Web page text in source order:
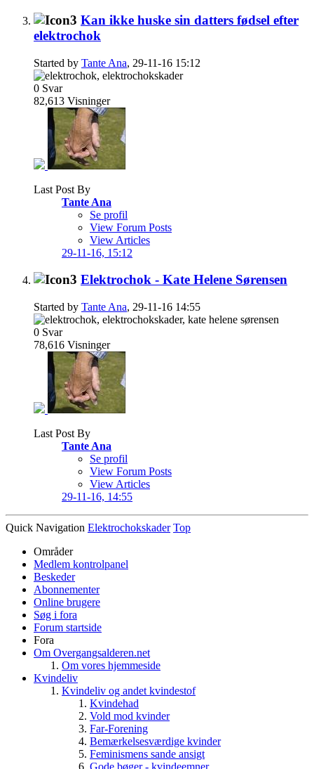
Kan ikke huske sin datters fødsel efter
elektrochok
Started by Tante Ana, 29-11-16 15:12
0 Svar
82,613 Visninger
Last Post By
Tante Ana
Se profil
View Forum Posts
View Articles
29-11-16, 15:12
Elektrochok - Kate Helene Sørensen
Started by Tante Ana, 29-11-16 14:55
0 Svar
78,616 Visninger
Last Post By
Tante Ana
Se profil
View Forum Posts
View Articles
29-11-16, 14:55
Quick Navigation Elektrochokskader Top
Områder
Medlem kontrolpanel
Beskeder
Abonnementer
Online brugere
Søg i fora
Forum startside
Fora
Om Overgangsalderen.net
Om vores hjemmeside
Kvindeliv
Kvindeliv og andet kvindestof
Kvindehad
Vold mod kvinder
Far-Forening
Bemærkelsesværdige kvinder
Feminismens sande ansigt
Gode bøger - kvindeemner